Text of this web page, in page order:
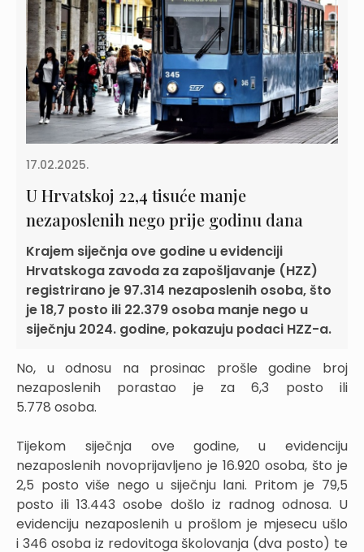
17.02.2025.
U Hrvatskoj 22,4 tisuće manje
nezaposlenih nego prije godinu dana
Krajem siječnja ove godine u evidenciji
Hrvatskoga zavoda za zapošljavanje (HZZ)
registrirano je 97.314 nezaposlenih osoba, što
je 18,7 posto ili 22.379 osoba manje nego u
siječnju 2024. godine, pokazuju podaci HZZ-a.
No, u odnosu na prosinac prošle godine broj
nezaposlenih porastao je za 6,3 posto ili
5.778 osoba.
Tijekom siječnja ove godine, u evidenciju
nezaposlenih novoprijavljeno je 16.920 osoba, što je
2,5 posto više nego u siječnju lani. Pritom je 79,5
posto ili 13.443 osobe došlo iz radnog odnosa. U
evidenciju nezaposlenih u prošlom je mjesecu ušlo
i 346 osoba iz redovitoga školovanja (dva posto) te